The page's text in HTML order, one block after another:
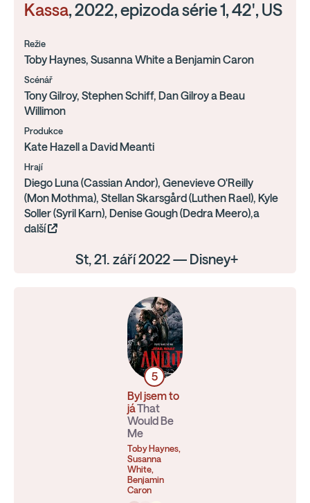
Kassa, 2022, epizoda série 1, 42', US
Režie
Toby Haynes, Susanna White a Benjamin Caron
Scénář
Tony Gilroy, Stephen Schiff, Dan Gilroy a Beau
Willimon
Produkce
Kate Hazell a David Meanti
Hrají
Diego Luna (Cassian Andor), Genevieve O'Reilly
(Mon Mothma), Stellan Skarsgård (Luthen Rael), Kyle
Soller (Syril Karn), Denise Gough (Dedra Meero),a
další
St, 21. září 2022 — Disney+
5
Byl jsem to
jáThat
Would Be
Me
Toby Haynes,
Susanna
White,
Benjamin
Caron